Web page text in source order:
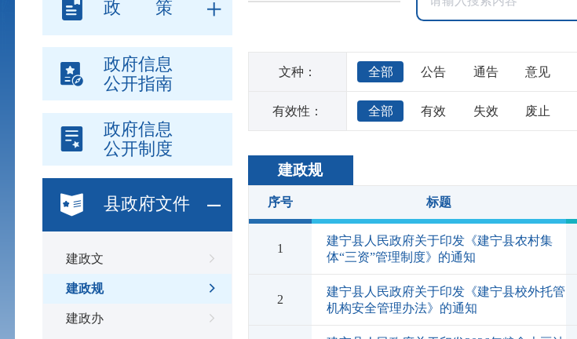
政 策
政府信息
公开指南
政府信息
公开制度
县政府文件
建政文
建政规
建政办
文种： 全部 公告 通告 意见
有效性： 全部 有效 失效 废止
建政规
序号 标题
1
建宁县人民政府关于印发《建宁县农村集
体“三资”管理制度》的通知
2
建宁县人民政府关于印发《建宁县校外托管
机构安全管理办法》的通知